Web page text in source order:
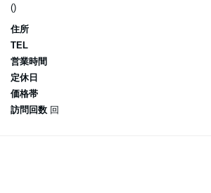
()
住所
TEL
営業時間
定休日
価格帯
訪問回数 回